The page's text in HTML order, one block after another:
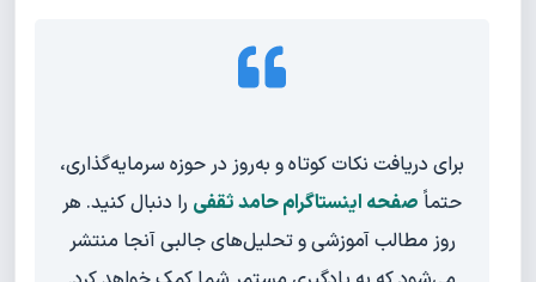
برای دریافت نکات کوتاه و به‌روز در حوزه سرمایه‌گذاری،
حتماً صفحه اینستاگرام حامد ثقفی را دنبال کنید. هر
روز مطالب آموزشی و تحلیل‌های جالبی آنجا منتشر